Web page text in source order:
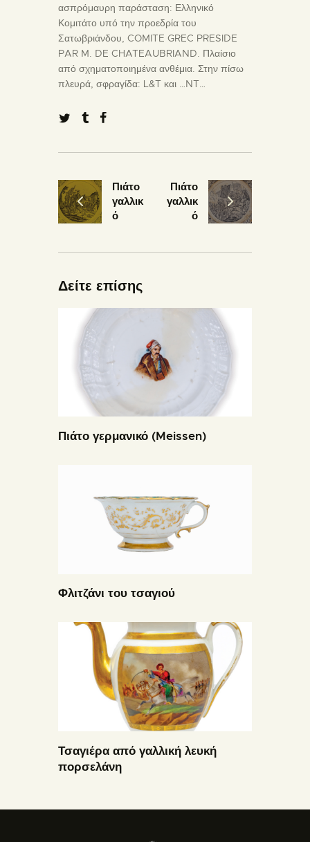
ασπρόμαυρη παράσταση: Ελληνικό
Κομιτάτο υπό την προεδρία του
Σατωβριάνδου, COMITE GREC PRESIDE
PAR M. DE CHATEAUBRIAND. Πλαίσιο
από σχηματοποιημένα ανθέμια. Στην πίσω
πλευρά, σφραγίδα: L&T και …NT…
Πιάτο
γαλλικ
ό
Πιάτο
γαλλικ
ό
Δείτε επίσης
Πιάτο γερμανικό (Meissen)
Φλιτζάνι του τσαγιού
Τσαγιέρα από γαλλική λευκή
πορσελάνη